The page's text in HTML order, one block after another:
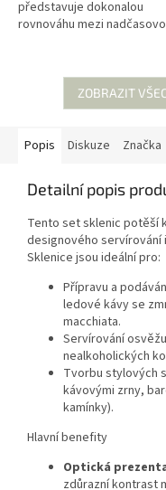
představuje dokonalou
rovnováhu mezi
špičkové...
ZOBRAZIT
Popis Diskuze Značka
Detailní popis
Tento set sklenic potěší
designového
Sklenice jsou ideální pro:
Přípravu a
ledové kávy se
macchiata.
Servírování
nealkoholických
Tvorbu stylových
kávovými zrny,
kamínky).
Hlavní benefity
Optická
zdůrazní kontrast